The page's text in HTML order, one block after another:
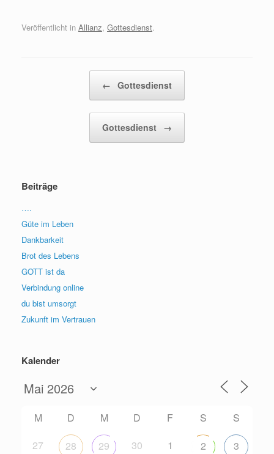
Veröffentlicht in Allianz, Gottesdienst.
← Gottesdienst
Gottesdienst →
Beiträge
….
Güte im Leben
Dankbarkeit
Brot des Lebens
GOTT ist da
Verbindung online
du bist umsorgt
Zukunft im Vertrauen
Kalender
M D M D F S
S
27
28 29 30 1 2 3